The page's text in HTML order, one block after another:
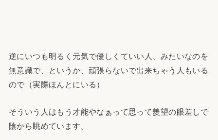
逆にいつも明るく元気で優しくていい人、みたいなのを
無意識で、というか、頑張らないで出来ちゃう人もいる
ので（実際ほんとにいる）
そういう人はもう才能やなぁって思って羨望の眼差しで
陰から眺めています。